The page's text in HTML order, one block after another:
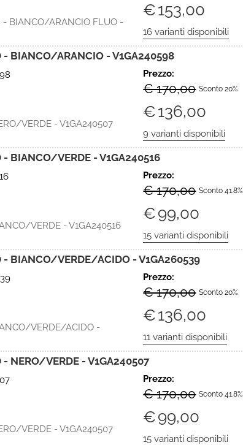
- BIANCO/ARANCIO FLUO -
€153,00
BIANCO/ARANCIO - V1GA240598
VERDE - V1GA240507
Prezzo:
€ 170,00 Sconto 20%
€136,00
BIANCO/VERDE - V1GA240516
VERDE - V1GA240516
Prezzo:
€ 170,00 Sconto 41.8%
€99,00
BIANCO/VERDE/ACIDO - V1GA260539
VERDE/ACIDO -
Prezzo:
€ 170,00 Sconto 20%
€136,00
NERO/VERDE - V1GA240507
VERDE - V1GA240507
Prezzo:
€ 170,00 Sconto 41.8%
€99,00